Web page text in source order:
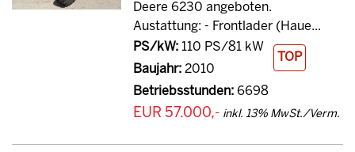
Deere 6230 angeboten.
Austattung: - Frontlader (Haue...
PS/kW:110 PS/81 kW
Baujahr:2010
Betriebsstunden:6698
TOP
EUR 57.000,- inkl. 13% MwSt./Verm.